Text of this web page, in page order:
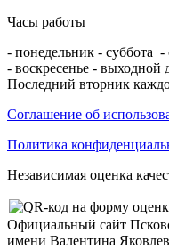
Часы работы
- понедельник - суббота -
- воскресенье - выходной
Последний вторник
Соглашение об
Политика
Независимая оценка
Официальный сайт
имени Валентина